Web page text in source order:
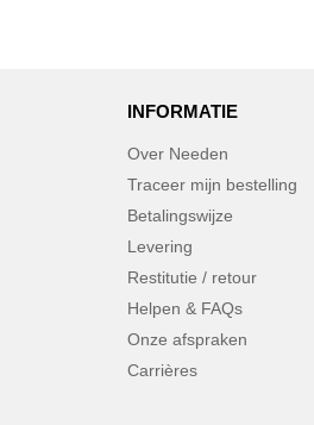
INFORMATIE
Over Needen
Traceer mijn bestelling
Betalingswijze
Levering
Restitutie / retour
Helpen & FAQs
Onze afspraken
Carrières